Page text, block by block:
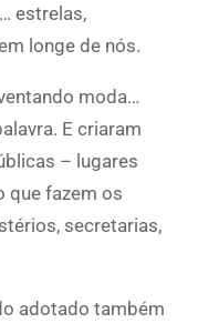
estrelas,
longe de nós.
moda…
E criaram
– lugares
que fazem os
secretarias,
adotado também